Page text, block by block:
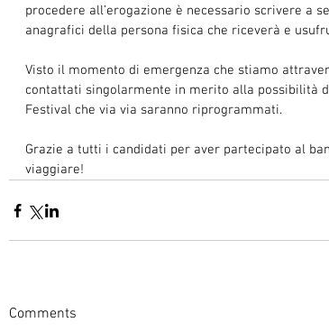
procedere all’erogazione è necessario scrivere a
anagrafici della persona fisica che riceverà e
Visto il momento di emergenza che stiamo
contattati singolarmente in merito alla possibilità
Festival che via via saranno riprogrammati.
Grazie a tutti i candidati per aver partecipato al
viaggiare!
Comments